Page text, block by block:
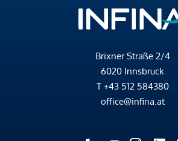
Brixner Straße 2/4
6020 Innsbruck
T +43 512 584380
office@infina.at